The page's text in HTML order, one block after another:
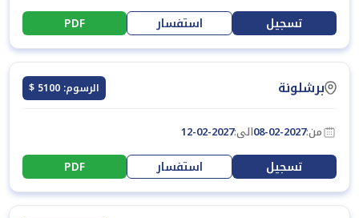
تسجيل استفسار PDF
برشلونة الرسوم: 5100 $
من:08-02-2027الى:12-02-2027
تسجيل استفسار PDF